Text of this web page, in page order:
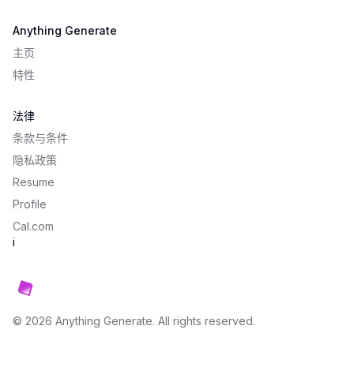
© 2026 Anything Generate. All rights reserved.
Anything Generate
主页
特性
法律
条款与条件
隐私政策
Resume
Profile
Cal.com
i